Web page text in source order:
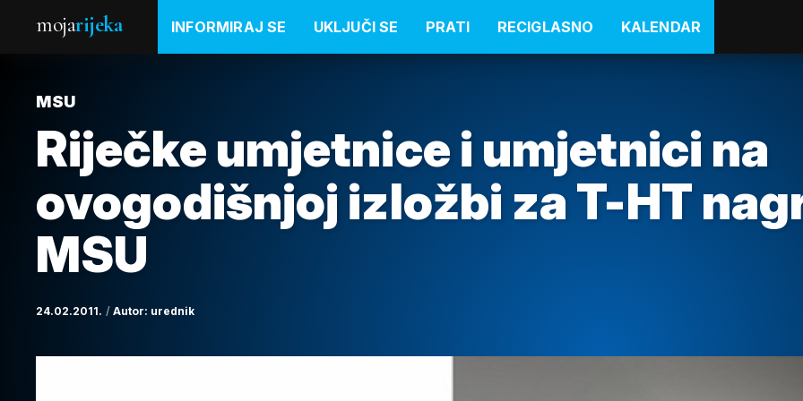
mojarijeka INFORMIRAJ SE UKLJUČI SE PRATI RECIGLASNO KALENDAR
MSU
Riječke umjetnice i umjetnici na
ovogodišnjoj izložbi za T-HT
MSU
24.02.2011. Autor: urednik